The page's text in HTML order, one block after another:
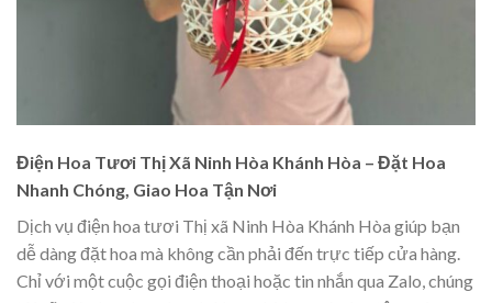
Điện Hoa Tươi Thị Xã Ninh Hòa Khánh Hòa – Đặt Hoa
Nhanh Chóng, Giao Hoa Tận Nơi
Dịch vụ điện hoa tươi Thị xã Ninh Hòa Khánh Hòa giúp bạn
dễ dàng đặt hoa mà không cần phải đến trực tiếp cửa hàng.
Chỉ với một cuộc gọi điện thoại hoặc tin nhắn qua Zalo, chúng